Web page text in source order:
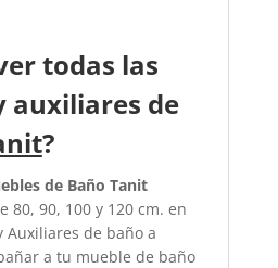
todas las
auxiliares de
?
de Baño Tanit
80, 90, 100 y 120 cm. en
Auxiliares de baño a
a tu mueble de baño